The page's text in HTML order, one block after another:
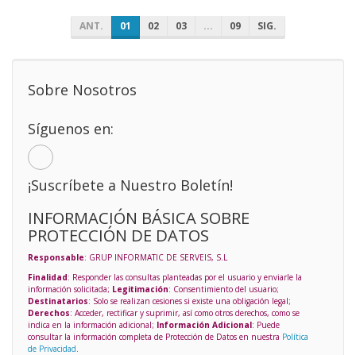
ANT. 01 02 03 ... 09 SIG.
Sobre Nosotros
Síguenos en:
¡Suscríbete a Nuestro Boletín!
INFORMACIÓN BÁSICA SOBRE
PROTECCIÓN DE DATOS
Responsable: GRUP INFORMATIC DE SERVEIS, S.L
Finalidad: Responder las consultas planteadas por el usuario y enviarle la
información solicitada; Legitimación: Consentimiento del usuario;
Destinatarios: Solo se realizan cesiones si existe una obligación legal;
Derechos: Acceder, rectificar y suprimir, así como otros derechos, como se
indica en la información adicional; Información Adicional: Puede
consultar la información completa de Protección de Datos en nuestra Política
de Privacidad